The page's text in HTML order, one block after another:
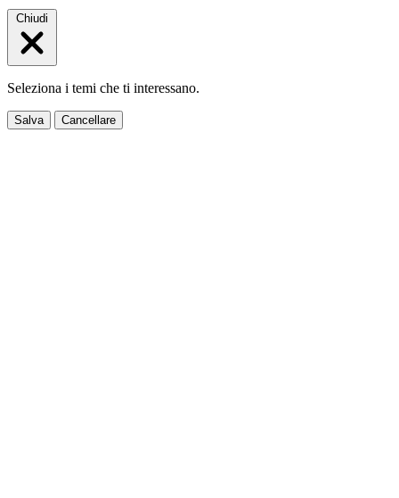
Chiudi
Seleziona i temi che ti interessano.
Salva Cancellare